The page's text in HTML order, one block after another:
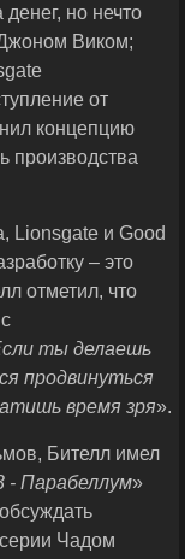
но нечто
Виком;
от
концепцию
производства
Lionsgate и Good
– это
отметил, что
ты делаешь
продвинуться
время зря».
Бителл имел
- Парабеллум»
Чадом